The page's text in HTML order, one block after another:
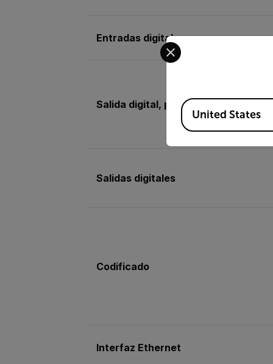
Entradas digitales
Salida digital, propósito
Salidas digitales
Codificado
Interfaz Ethernet
Select your preferred
Available Locations
United States